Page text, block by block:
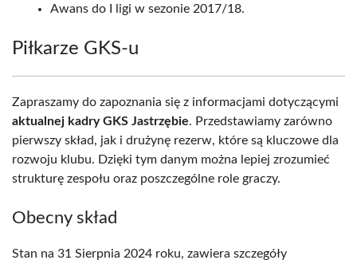
Awans do I ligi w sezonie 2017/18.
Piłkarze GKS-u
Zapraszamy do zapoznania się z informacjami dotyczącymi
aktualnej kadry GKS Jastrzębie. Przedstawiamy zarówno
pierwszy skład, jak i drużynę rezerw, które są kluczowe dla
rozwoju klubu. Dzięki tym danym można lepiej zrozumieć
strukturę zespołu oraz poszczególne role graczy.
Obecny skład
Stan na 31 Sierpnia 2024 roku, zawiera szczegóły